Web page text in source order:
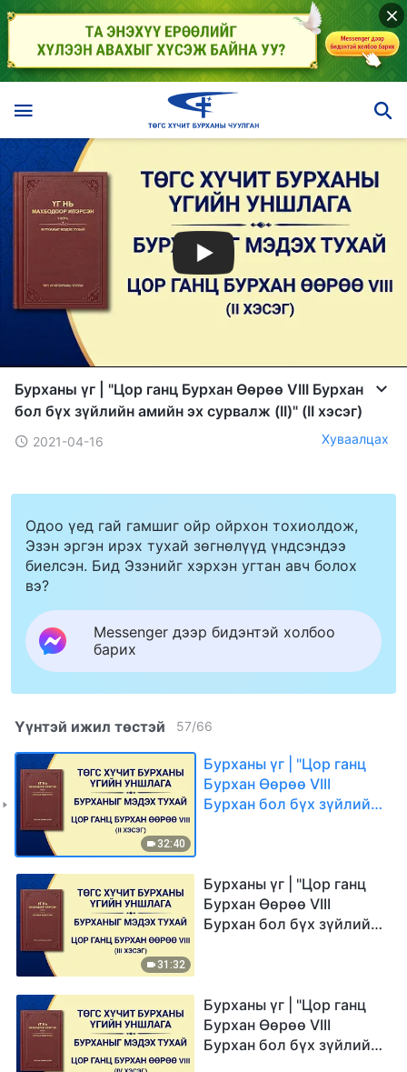
Бурханы үг | "Цор ганц Бурхан Өөрөө VIII Бурхан
бол бүх зүйлийн амийн эх сурвалж (II)" (II хэсэг)
2021-04-16 Хуваалцах
Одоо үед гай гамшиг ойр ойрхон тохиолдож,
Эзэн эргэн ирэх тухай зөгнөлүүд үндсэндээ
биелсэн. Бид Эзэнийг хэрхэн угтан авч болох
вэ?
Messenger дээр бидэнтэй холбоо
барих
Үүнтэй ижил төстэй 57/66
32:40
Бурханы үг | "Цор ганц
Бурхан Өөрөө VIII
Бурхан бол бүх зүйлийн
31:32
Бурханы үг | "Цор ганц
Бурхан Өөрөө VIII
Бурхан бол бүх зүйлийн
Бурханы үг | "Цор ганц
Бурхан Өөрөө VIII
Бурхан бол бүх зүйлийн